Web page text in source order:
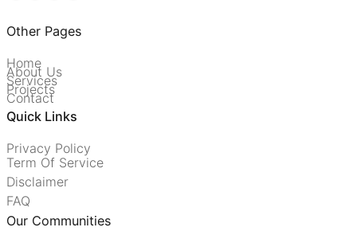
Other Pages
Home
About Us
Services
Projects
Contact
Quick Links
Privacy Policy
Term Of Service
Disclaimer
FAQ
Our Communities